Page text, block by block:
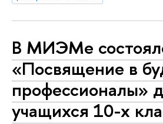
В МИЭМе
«Посвящение в
профессионалы»
учащихся 10-х